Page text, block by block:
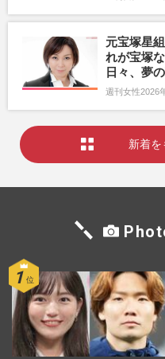
元宝塚星
れが宝塚
日々、夢
週刊女性2026
新着を